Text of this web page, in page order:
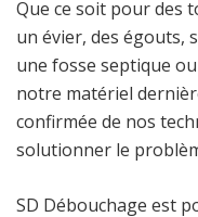
Que ce soit pour des
un évier, des égouts,
une fosse septique
notre matériel
confirmée de nos
solutionner le
SD Débouchage est